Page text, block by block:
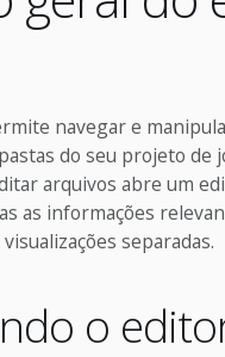
navegar e
do seu projeto de
arquivos abre um
as informações
separadas.
o